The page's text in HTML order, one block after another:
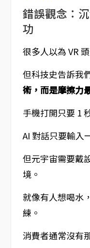
錯誤觀念：
功
很多人以為 VR
但科技史告訴我
術，而是摩擦力
手機打開只要 1
AI 對話只要輸入
但元宇宙需要戴
境。
就像有人想喝水
練。
消費者通常沒有